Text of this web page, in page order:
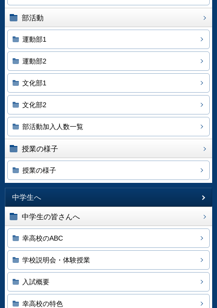
部活動
運動部1
運動部2
文化部1
文化部2
部活動加入人数一覧
授業の様子
授業の様子
中学生へ
中学生の皆さんへ
幸高校のABC
学校説明会・体験授業
入試概要
幸高校の特色